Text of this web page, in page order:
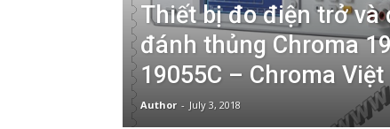
Thiết bị đo điện trở và
đánh thủng Chroma
19055C – Chroma Việt
Author - July 3, 2018